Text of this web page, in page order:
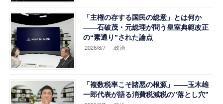
「主権の存する国民の総意」とは何か
――石破茂・元総理が問う皇室典範改正
の“素通り”された論点
2026/8/7 .政治
「複数税率こそ諸悪の根源」――玉木雄
一郎代表が語る消費税減税の”落とし穴”